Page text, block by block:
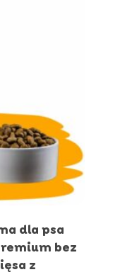
dla psa
bez
z